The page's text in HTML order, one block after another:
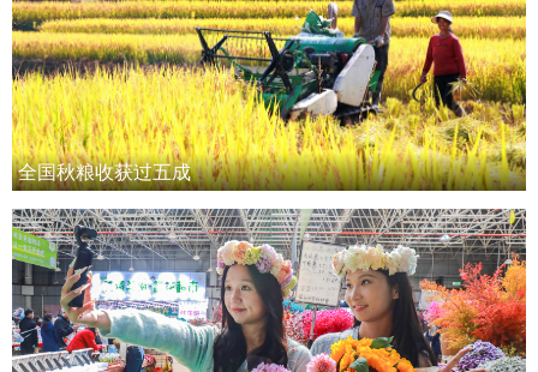
全国秋粮收获过五成